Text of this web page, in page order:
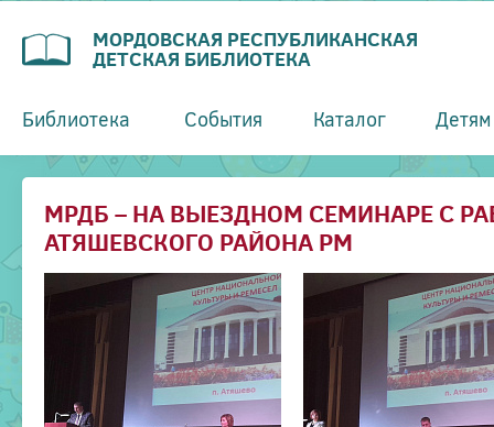
МОРДОВСКАЯ РЕСПУБЛИКАНСКАЯ
ДЕТСКАЯ БИБЛИОТЕКА
Библиотека События Каталог Детям
МРДБ – НА ВЫЕЗДНОМ СЕМИНАРЕ С
АТЯШЕВСКОГО РАЙОНА РМ